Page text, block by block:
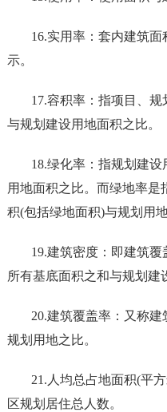
16.实用率：套内建筑
示。
17.容积率：指项目、
与规划建设用地面积之比。
18.绿化率：指规划建
用地面积之比。而绿地率
积(包括绿地面积)与规划用
19.建筑密度：即建筑
所有基底面积之和与规划建
20.建筑覆盖率：又称
规划用地之比。
21.人均总占地面积(平
区规划居住总人数。